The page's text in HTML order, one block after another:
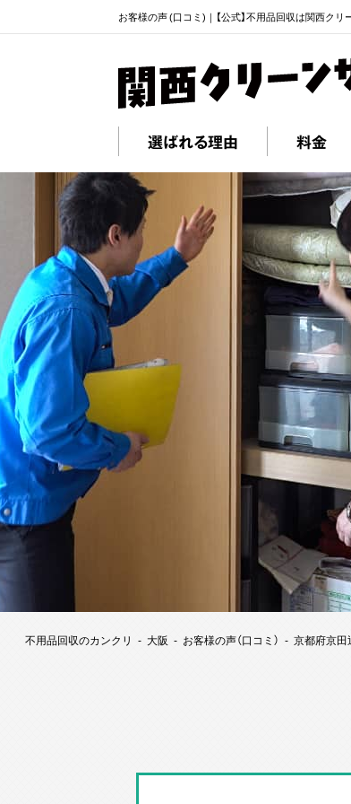
お客様の声 (口コミ)｜【公式】不用品回収は関西クリ
選ばれる理由 料金
不用品回収のカンクリ 大阪 お客様の声（口コミ） 京都府京田